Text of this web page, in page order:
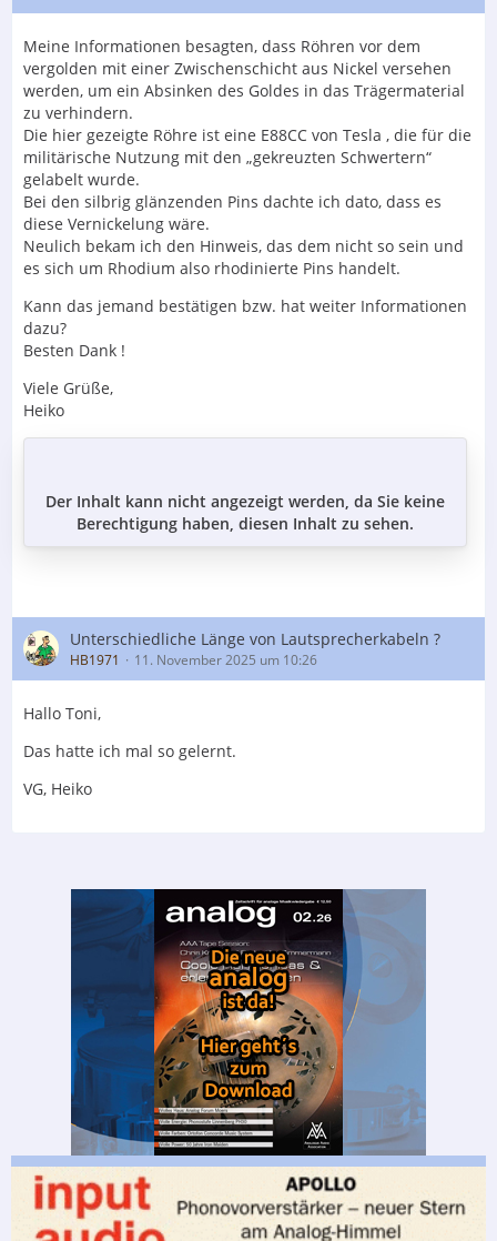
Meine Informationen besagten, dass Röhren vor dem
vergolden mit einer Zwischenschicht aus Nickel versehen
werden, um ein Absinken des Goldes in das Trägermaterial
zu verhindern.
Die hier gezeigte Röhre ist eine E88CC von Tesla , die für die
militärische Nutzung mit den „gekreuzten Schwertern“
gelabelt wurde.
Bei den silbrig glänzenden Pins dachte ich dato, dass es
diese Vernickelung wäre.
Neulich bekam ich den Hinweis, das dem nicht so sein und
es sich um Rhodium also rhodinierte Pins handelt.
Kann das jemand bestätigen bzw. hat weiter Informationen
dazu?
Besten Dank !
Viele Grüße,
Heiko
Der Inhalt kann nicht angezeigt werden, da Sie keine
Berechtigung haben, diesen Inhalt zu sehen.
Unterschiedliche Länge von Lautsprecherkabeln ?
HB1971 11. November 2025 um 10:26
Hallo Toni,
Das hatte ich mal so gelernt.
VG, Heiko